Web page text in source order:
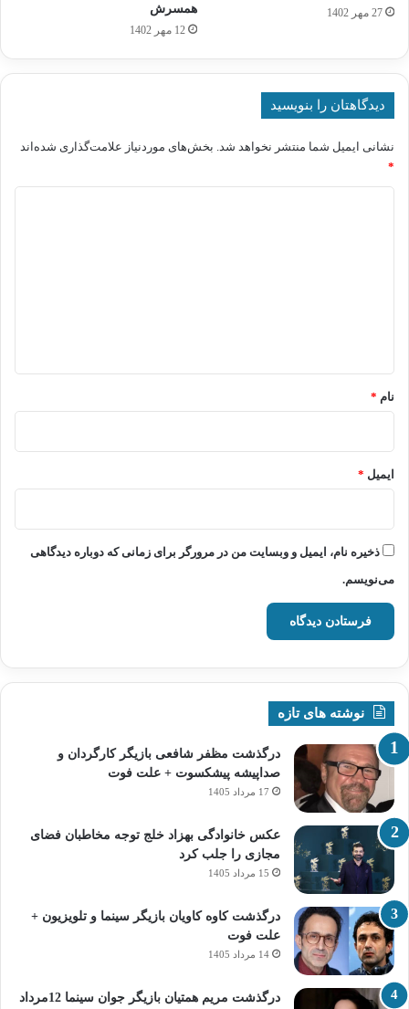
27 مهر 1402
همسرش
12 مهر 1402
دیدگاهتان را بنویسید
نشانی ایمیل شما منتشر نخواهد شد. بخش‌های موردنیاز علامت‌گذاری شده‌اند
*
نام *
ایمیل *
ذخیره نام، ایمیل و وبسایت من در مرورگر برای زمانی که دوباره دیدگاهی
می‌نویسم.
نوشته های تازه
درگذشت مظفر شافعی بازیگر کارگردان و
صداپیشه پیشکسوت + علت فوت
17 مرداد 1405
عکس خانوادگی بهزاد خلج توجه مخاطبان فضای
مجازی را جلب کرد
15 مرداد 1405
درگذشت کاوه کاویان بازیگر سینما و تلویزیون +
علت فوت
14 مرداد 1405
درگذشت مریم همتیان بازیگر جوان سینما 12مرداد